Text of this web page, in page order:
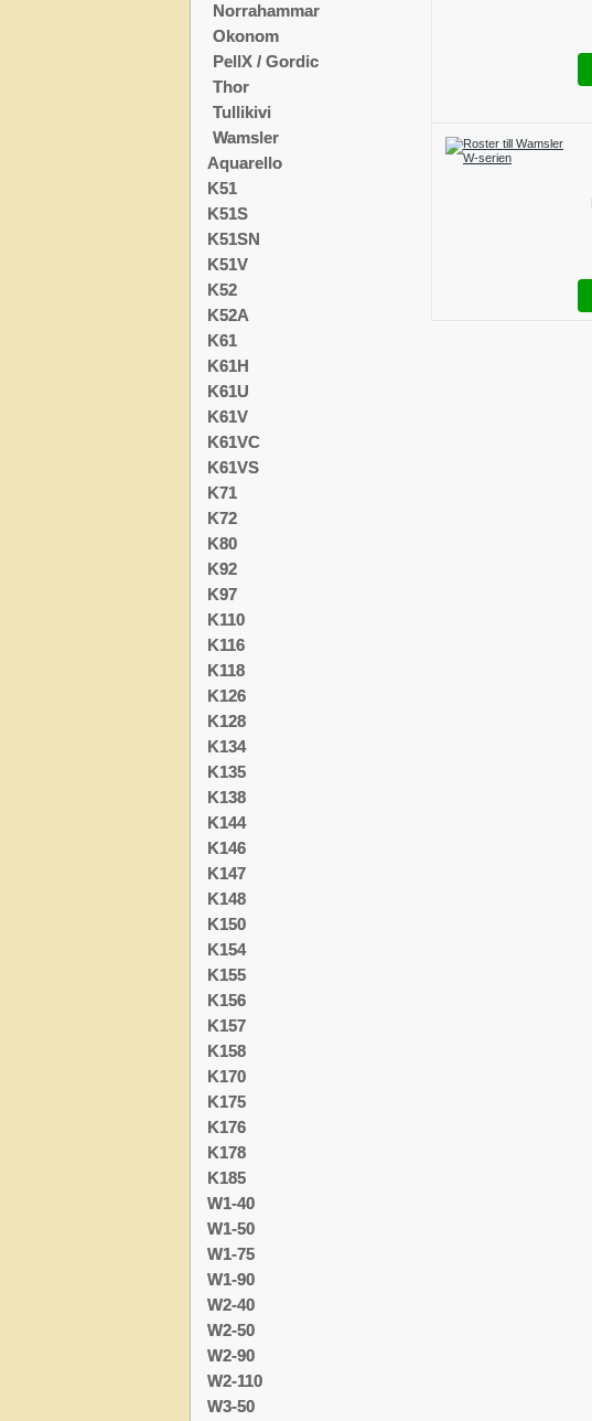
Norrahammar
Okonom
PellX / Gordic
Thor
Tullikivi
Wamsler
Aquarello
K51
K51S
K51SN
K51V
K52
K52A
K61
K61H
K61U
K61V
K61VC
K61VS
K71
K72
K80
K92
K97
K110
K116
K118
K126
K128
K134
K135
K138
K144
K146
K147
K148
K150
K154
K155
K156
K157
K158
K170
K175
K176
K178
K185
W1-40
W1-50
W1-75
W1-90
W2-40
W2-50
W2-90
W2-110
W3-50